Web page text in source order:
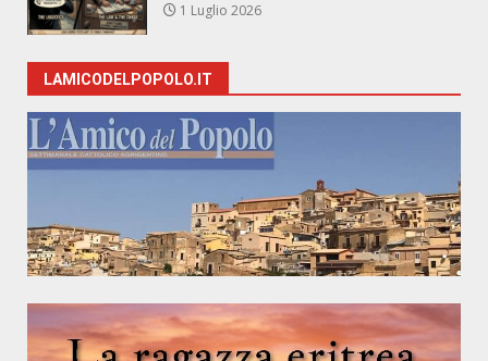
1 Luglio 2026
LAMICODELPOPOLO.IT